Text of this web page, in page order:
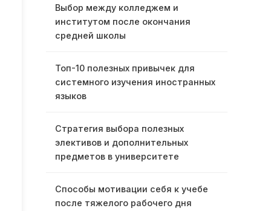
Выбор между колледжем и
институтом после окончания
средней школы
Топ-10 полезных привычек для
системного изучения иностранных
языков
Стратегия выбора полезных
элективов и дополнительных
предметов в университете
Способы мотивации себя к учебе
после тяжелого рабочего дня